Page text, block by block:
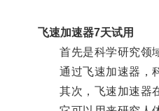
飞速加速器7天试用
首先是科学研究领域
通过飞速加速器，科
其次，飞速加速器在